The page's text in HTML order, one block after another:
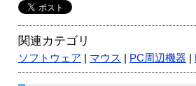
関連カテゴリ
ソフトウェア マウス PC周辺機器